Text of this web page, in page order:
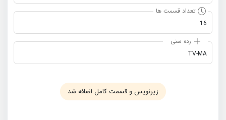
تعداد قسمت ها
16
رده سنی
TV-MA
زیرنویس و قسمت کامل اضافه شد